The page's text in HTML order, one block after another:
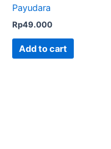
Payudara
Rp49.000
Add to cart